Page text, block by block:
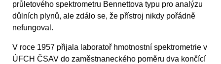
průletového spektrometru Bennettova typu pro analýzu
důlních plynů, ale zdálo se, že přístroj nikdy pořádně
nefungoval.
V roce 1957 přijala laboratoř hmotnostní spektrometrie v
ÚFCH ČSAV do zaměstnaneckého poměru dva končící